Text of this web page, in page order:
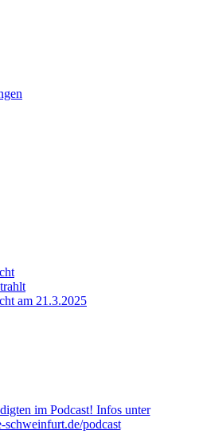
am 21.3.2025
im Podcast! Infos unter
podcast